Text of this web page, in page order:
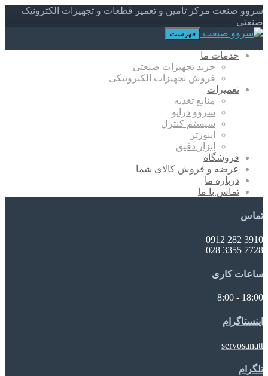
سروو صنعت مرکز تأمین و تعمیر قطعات و تجهیزات الکترونیک
صنعتی
فهرست
خدمات ما
خرید تجهیزات صنعتی
فروش تجهیزات الکترونیکی
تعمیرات
منابع تغذیه
سروو درایو
سیستم کنترل
اینورتر
ابزار دقیق
فروشگاه
عرضه و فروش کالای شما
درباره ما
تماس با ما
تماس
3910 282 0912
7728 3355 028
ساعات کاری
18:00 - 8:00
اینستاگرام
servosanatt
تلگرام